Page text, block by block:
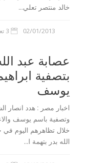
خالد منتصر تعلي...
02/01/2013 3 تعليق
عصابة عبد
بتصفية
يوسف
اخبار مصر : هدد انصار
وتصفية باسم يوسف
خلال تظاهرهم اليوم
الله بدر بتهمة ا...